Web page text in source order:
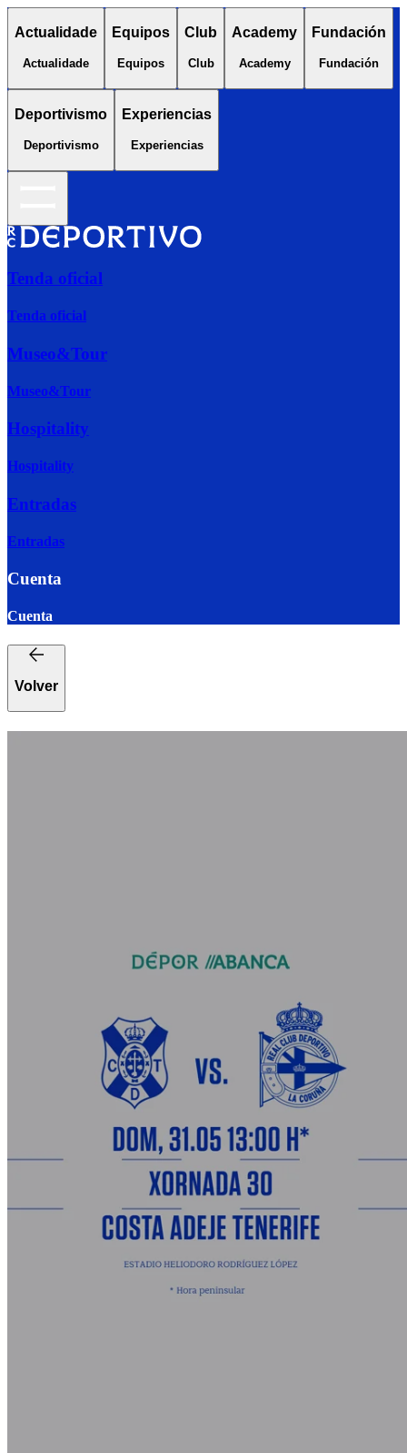
Actualidade
Actualidade
Equipos
Equipos
Club
Club
Academy
Academy
Fundación
Fundación
Deportivismo
Deportivismo
Experiencias
Experiencias
Tenda oficial
Tenda oficial
Museo&Tour
Museo&Tour
Hospitality
Hospitality
Entradas
Entradas
Cuenta
Cuenta
Volver